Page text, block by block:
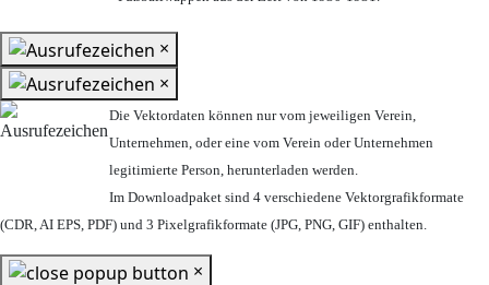
×
×
Die Vektordaten können nur vom jeweiligen Verein,
Unternehmen, oder eine vom Verein oder Unternehmen
legitimierte Person, herunterladen werden.
Im Downloadpaket sind 4 verschiedene Vektorgrafikformate
(CDR, AI EPS, PDF) und 3 Pixelgrafikformate (JPG, PNG, GIF) enthalten.
×